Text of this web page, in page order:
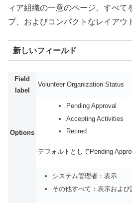
ィア組織の一意のページ、すべて
プ、およびコンパクトなレイアウ
新しいフィールド
Field
label
Volunteer Organization Status
Options
Pending Approval
Accepting Activities
Retired
デフォルトとしてPending
システム管理者：表示
その他すべて：表示および